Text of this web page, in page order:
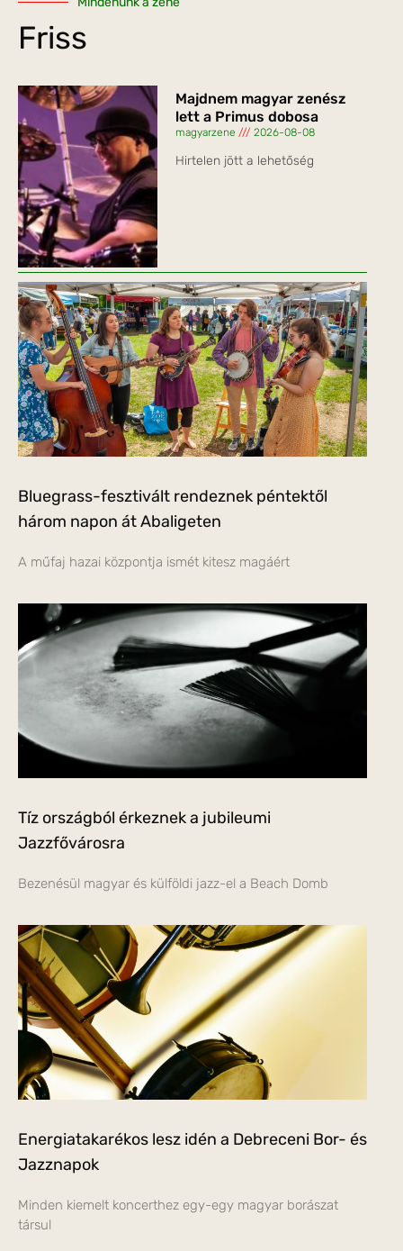
Friss
Majdnem magyar zenész
lett a Primus dobosa
magyarzene 2026-08-08
Hirtelen jött a lehetőség
Bluegrass-fesztivált rendeznek péntektől
három napon át Abaligeten
A műfaj hazai központja ismét kitesz magáért
Tíz országból érkeznek a jubileumi
Jazzfővárosra
Bezenésül magyar és külföldi jazz-el a Beach Domb
Energiatakarékos lesz idén a Debreceni Bor- és
Jazznapok
Minden kiemelt koncerthez egy-egy magyar borászat
társul